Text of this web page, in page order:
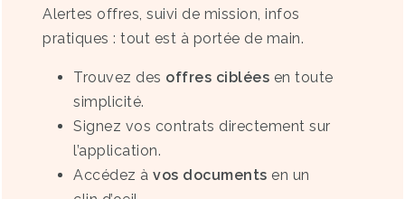
Alertes offres, suivi de mission, infos
pratiques : tout est à portée de main.
Trouvez des offres ciblées en toute
simplicité.
Signez vos contrats directement sur
l’application.
Accédez àvos documents en un